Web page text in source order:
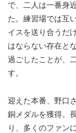
で、二人は一番身
た。練習場では互
イスを送り合うだ
はならない存在と
過ごしたことが、
す。
迎えた本番、野口
銅メダルを獲得。
り、多くのファン